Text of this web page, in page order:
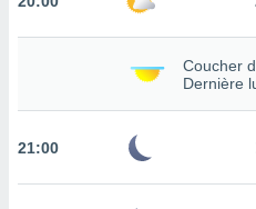
votre
en
Coucher
Dernière
21:00